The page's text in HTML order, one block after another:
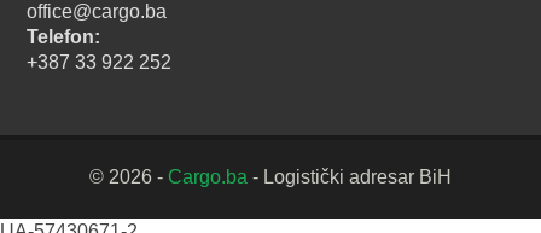
office@cargo.ba
Telefon:
+387 33 922 252
© 2026 - Cargo.ba - Logistički adresar BiH